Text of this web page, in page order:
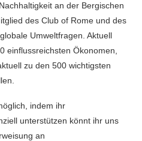
an der Bergischen
des Club of Rome und des
Umweltfragen. Aktuell
einflussreichsten Ökonomen,
zu den 500 wichtigsten
indem ihr
unterstützen könnt ihr uns
an